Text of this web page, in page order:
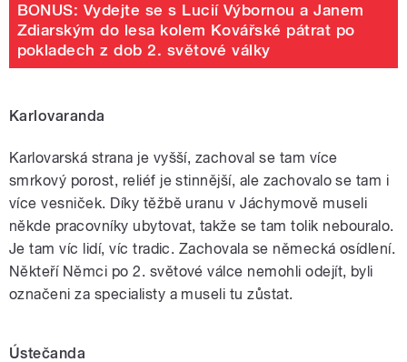
BONUS: Vydejte se s Lucií Výbornou a Janem
Zdiarským do lesa kolem Kovářské pátrat po
pokladech z dob 2. světové války
Karlovaranda
Karlovarská strana je vyšší, zachoval se tam více
smrkový porost, reliéf je stinnější, ale zachovalo se tam i
více vesniček. Díky těžbě uranu v Jáchymově museli
někde pracovníky ubytovat, takže se tam tolik nebouralo.
Je tam víc lidí, víc tradic. Zachovala se německá osídlení.
Někteří Němci po 2. světové válce nemohli odejít, byli
označeni za specialisty a museli tu zůstat.
Ústečanda